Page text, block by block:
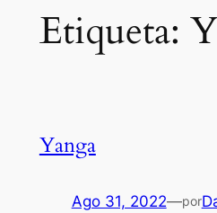
Etiqueta:
Yanga
Ago 31, 2022—por